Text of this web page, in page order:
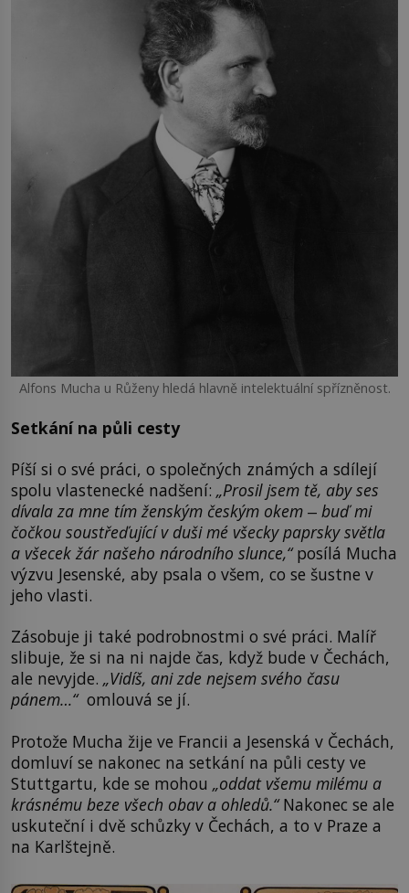
Alfons Mucha u Růženy hledá hlavně intelektuální spřízněnost.
Setkání na půli cesty
Píší si o své práci, o společných známých a sdílejí
spolu vlastenecké nadšení: „Prosil jsem tě, aby ses
dívala za mne tím ženským českým okem ‒ buď mi
čočkou soustřeďující v duši mé všecky paprsky světla
a všecek žár našeho národního slunce,“posílá Mucha
výzvu Jesenské, aby psala o všem, co se šustne v
jeho vlasti.
Zásobuje ji také podrobnostmi o své práci. Malíř
slibuje, že si na ni najde čas, když bude v Čechách,
ale nevyjde. „Vidíš, ani zde nejsem svého času
pánem…“omlouvá se jí.
Protože Mucha žije ve Francii a Jesenská v Čechách,
domluví se nakonec na setkání na půli cesty ve
Stuttgartu, kde se mohou „oddat všemu milému a
krásnému beze všech obav a ohledů.“Nakonec se ale
uskuteční i dvě schůzky v Čechách, a to v Praze a
na Karlštejně.